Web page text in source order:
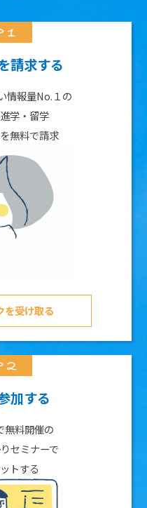
請求する
情報量No.１の
学・留学
無料で請求
を受け取る
加する
無料開催の
セミナーで
トする